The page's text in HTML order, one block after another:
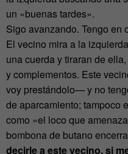
un «buenas tardes».
Sigo avanzando. Tengo en
El vecino mira a la
una cuerda y tiraran de
y complementos. Este
voy prestándolo— y no
de aparcamiento; tampoco
como «el loco que
bombona de butano
decirle a este vecino, si